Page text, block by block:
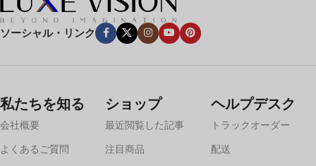
環境光
光のコントロールは最も重要な要素だ。映画館専用スペースのよ
トスクリーンが効果的です。
アンビエントライトリジェクティン
グ（ALR）スクリーンまたは超短焦点（UST）ALRコントラスト
と色の鮮やかさを保つために、スクリーンを使用することをお勧
めします。
ソーシャル・リンク
私たちを知る
会社概要
よくあるご質問
ショップ
最近閲覧した記事
注目商品
ヘルプデスク
トラックオーダー
配送